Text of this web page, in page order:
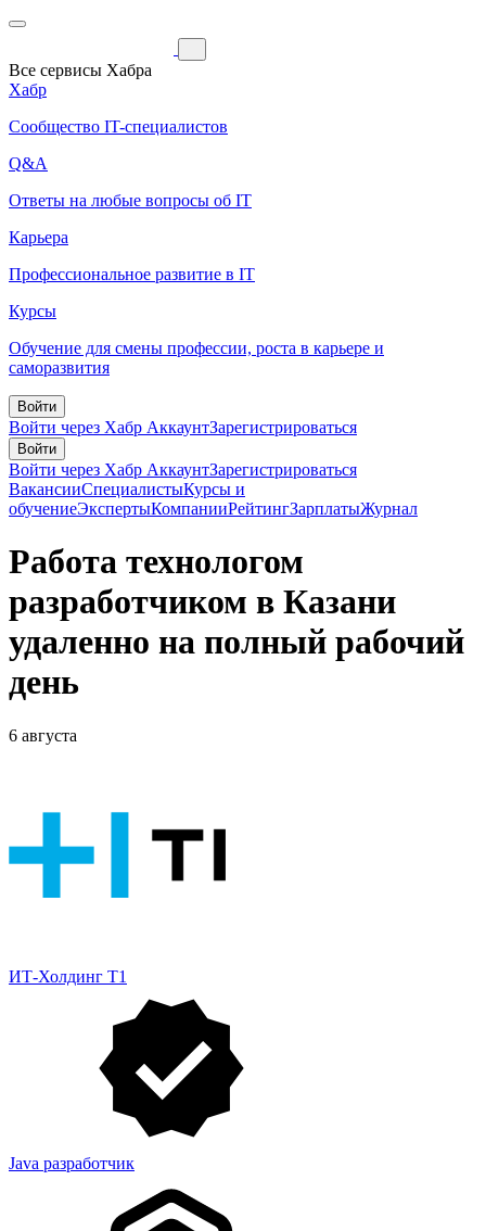
Все сервисы Хабра
Хабр
Сообщество IT-специалистов
Q&A
Ответы на любые вопросы об IT
Карьера
Профессиональное развитие в IT
Курсы
Обучение для смены профессии, роста в карьере и
саморазвития
Войти
Войти через Хабр АккаунтЗарегистрироваться
Войти
Войти через Хабр АккаунтЗарегистрироваться
ВакансииСпециалистыКурсы и
обучениеЭкспертыКомпанииРейтингЗарплатыЖурнал
Работа технологом
разработчиком в Казани
удаленно на полный рабочий
день
6 августа
ИТ-Холдинг Т1
Java разработчик